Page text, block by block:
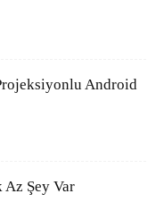
Android
Az Şey Var